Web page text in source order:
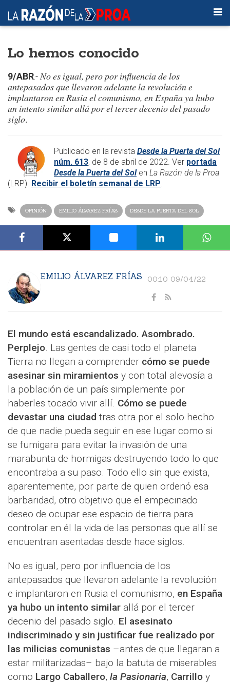
Lo hemos conocido
9/ABR.-No es igual, pero por influencia de los
antepasados que llevaron adelante la revolución e
implantaron en Rusia el comunismo, en España ya hubo
un intento similar allá por el tercer decenio del pasado
siglo.
​Publicado en la revista Desde la Puerta del Sol
núm. 613, de 8 de abril de 2022. Ver portada
Desde la Puerta del Solen La Razón de la Proa
(LRP). Recibir el boletín semanal de LRP.
OPINIÓN EMILIO ÁLVAREZ FRÍAS DESDE LA PUERTA DEL SOL
EMILIO ÁLVAREZ FRÍAS 00:10 09/04/22
El mundo está escandalizado. Asombrado.
Perplejo. Las gentes de casi todo el planeta
Tierra no llegan a comprender cómo se puede
asesinar sin miramientos y con total alevosía a
la población de un país simplemente por
haberles tocado vivir allí. Cómo se puede
devastar una ciudad tras otra por el solo hecho
de que nadie pueda seguir en ese lugar como si
se fumigara para evitar la invasión de una
marabunta de hormigas destruyendo todo lo que
encontraba a su paso. Todo ello sin que exista,
aparentemente, por parte de quien ordenó esa
barbaridad, otro objetivo que el empecinado
deseo de ocupar ese espacio de tierra para
controlar en él la vida de las personas que allí se
encuentran asentadas desde hace siglos.
No es igual, pero por influencia de los
antepasados que llevaron adelante la revolución
e implantaron en Rusia el comunismo, en España
ya hubo un intento similar allá por el tercer
decenio del pasado siglo. El asesinato
indiscriminado y sin justificar fue realizado por
las milicias comunistas –antes de que llegaran a
estar militarizadas– bajo la batuta de miserables
como Largo Caballero, la Pasionaria, Carrillo y